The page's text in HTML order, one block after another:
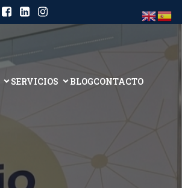
SERVICIOS BLOGCONTACTO